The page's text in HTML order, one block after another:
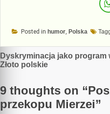
Posted in humor, Polska
Nawigacja
wpisu
Dyskryminacja jako program
Złoto polskie
9 thoughts on “
przekopu Mierzei”